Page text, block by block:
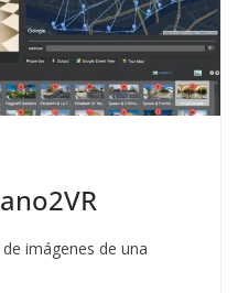
imágenes de una